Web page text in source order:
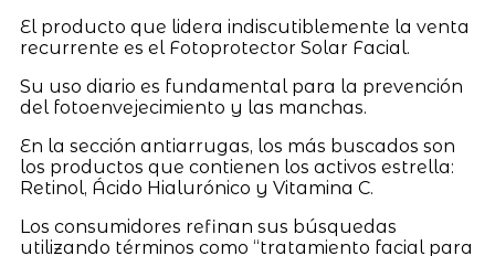
El producto que lidera indiscutiblemente la venta
recurrente es el Fotoprotector Solar Facial.
Su uso diario es fundamental para la prevención
del fotoenvejecimiento y las manchas.
En la sección antiarrugas, los más buscados son
los productos que contienen los activos estrella:
Retinol, Ácido Hialurónico y Vitamina C.
Los consumidores refinan sus búsquedas
utilizando términos como “tratamiento facial para